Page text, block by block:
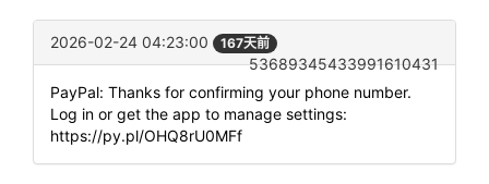
2026-02-24 04:23:00 167天前
53689345433991610431
PayPal: Thanks for confirming your phone number.
Log in or get the app to manage settings:
https://py.pl/OHQ8rU0MFf